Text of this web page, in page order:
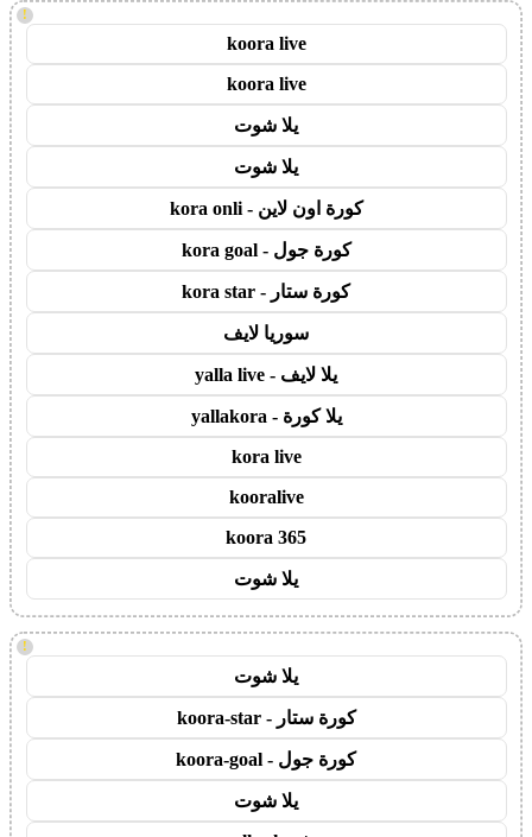
!
koora live
koora live
يلا شوت
يلا شوت
كورة اون لاين - kora onli
كورة جول - kora goal
كورة ستار - kora star
سوريا لايف
يلا لايف - yalla live
يلا كورة - yallakora
kora live
kooralive
koora 365
يلا شوت
!
يلا شوت
كورة ستار - koora-star
كورة جول - koora-goal
يلا شوت